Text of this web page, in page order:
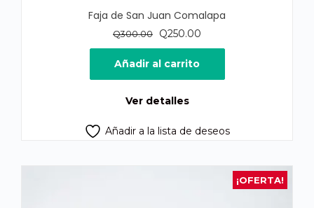
Faja de San Juan Comalapa
Q300.00
El
precio
original
era:
Q250.00
precio
es:
Añadir al carrito
Ver detalles
Añadir a la lista de deseos
¡OFERTA!